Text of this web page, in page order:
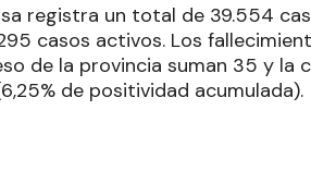
registra un total de 39.554
casos activos. Los
de la provincia suman 35 y la
de positividad acumulada).